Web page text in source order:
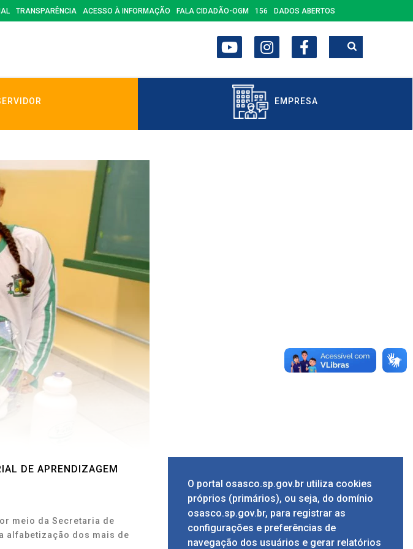
TRANSPARÊNCIA ACESSO À INFORMAÇÃO FALA CIDADÃO-OGM 156 DADOS ABERTOS
EMPRESA
DE APRENDIZAGEM
meio da Secretaria de
alfabetização dos mais de
O portal osasco.sp.gov.br utiliza cookies
próprios (primários), ou seja, do domínio
osasco.sp.gov.br, para registrar as
configurações e preferências de
navegação dos usuários e gerar relatórios